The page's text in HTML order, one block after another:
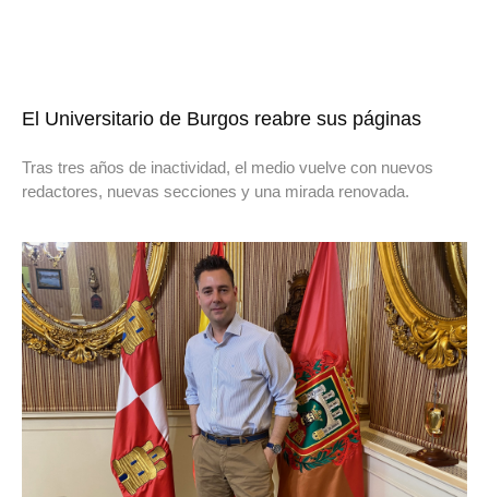
El Universitario de Burgos reabre sus páginas
Tras tres años de inactividad, el medio vuelve con nuevos
redactores, nuevas secciones y una mirada renovada.